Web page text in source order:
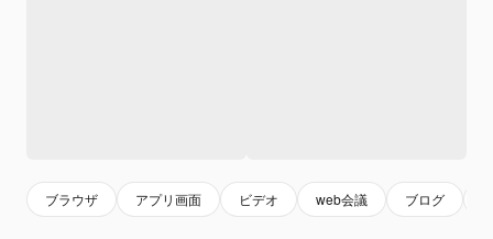
ブラウザ アプリ画面 ビデオ web会議 ブログ